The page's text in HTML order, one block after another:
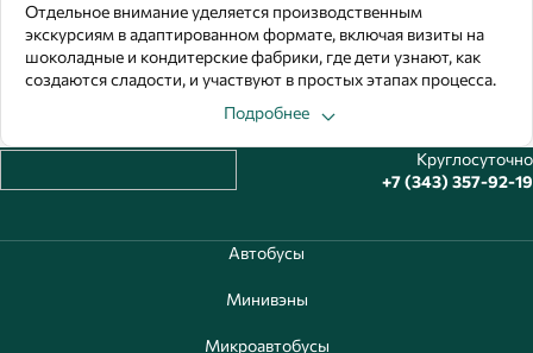
Отдельное внимание уделяется производственным
экскурсиям в адаптированном формате, включая визиты на
шоколадные и кондитерские фабрики, где дети узнают, как
создаются сладости, и участвуют в простых этапах процесса.
Подробнее
Круглосуточно
+7 (343) 357-92-19
Автобусы
Минивэны
Микроавтобусы